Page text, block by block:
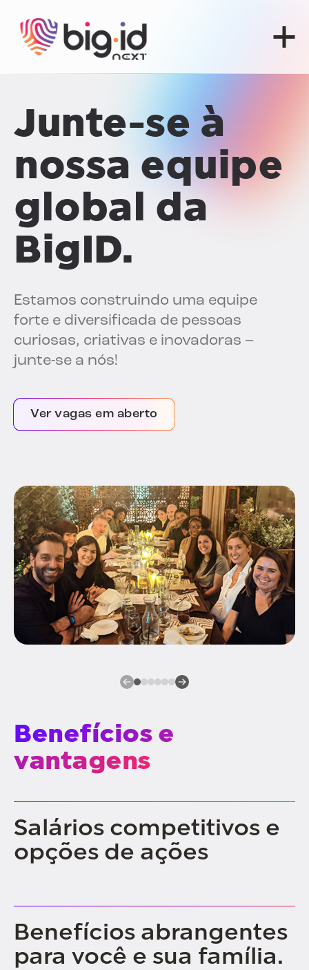
Junte-se à
nossa equipe
global da
BigID.
Estamos construindo uma equipe
forte e diversificada de pessoas
curiosas, criativas e inovadoras –
junte-se a nós!
Ver vagas em aberto
Benefícios e
vantagens
Salários competitivos e
opções de ações
Benefícios abrangentes
para você e sua família.